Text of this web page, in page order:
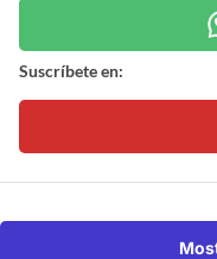
Suscríbete en: